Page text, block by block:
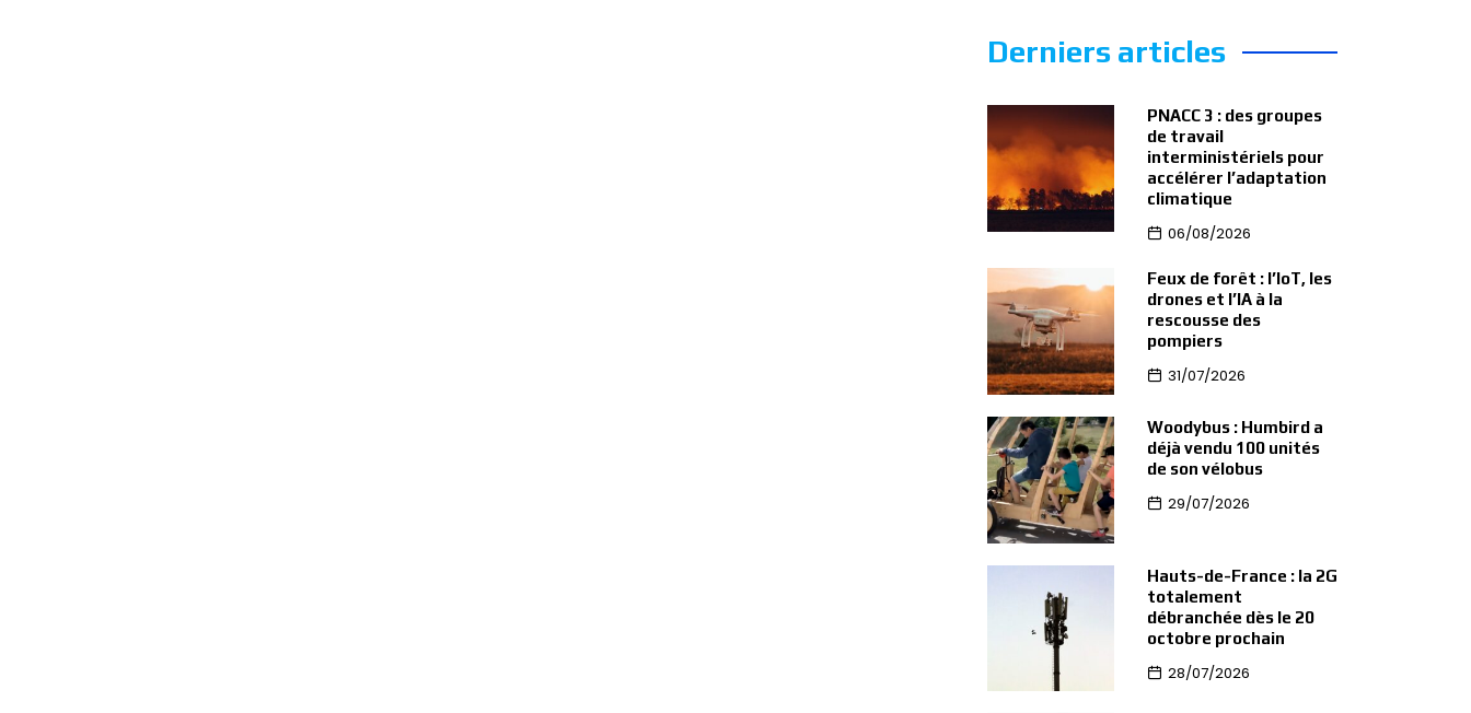
Derniers articles
PNACC 3 : des groupes
de travail
interministériels pour
accélérer l’adaptation
climatique
06/08/2026
Feux de forêt : l’IoT, les
drones et l’IA à la
rescousse des
pompiers
31/07/2026
Woodybus : Humbird a
déjà vendu 100 unités
de son vélobus
29/07/2026
Hauts-de-France : la 2G
totalement
débranchée dès le 20
octobre prochain
28/07/2026